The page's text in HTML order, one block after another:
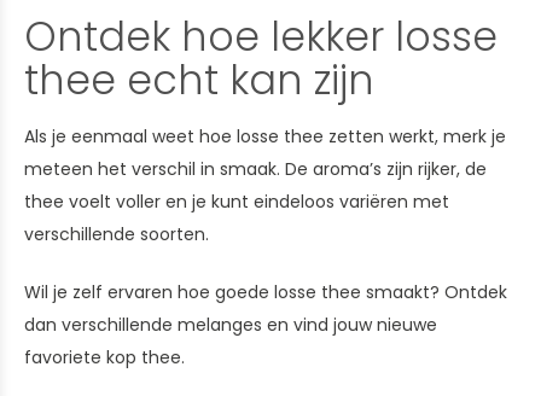
Ontdek hoe lekker losse
thee echt kan zijn
Als je eenmaal weet hoe losse thee zetten werkt, merk je
meteen het verschil in smaak. De aroma’s zijn rijker, de
thee voelt voller en je kunt eindeloos variëren met
verschillende soorten.
Wil je zelf ervaren hoe goede losse thee smaakt? Ontdek
dan verschillende melanges en vind jouw nieuwe
favoriete kop thee.